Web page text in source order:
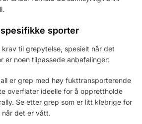
sporter
til grepytelse, spesielt når det
er noen tilpassede anbefalinger:
er grep med høy fukttransporterende
overflater ideelle for å opprettholde
Se etter grep som er litt klebrige for
det er vått.